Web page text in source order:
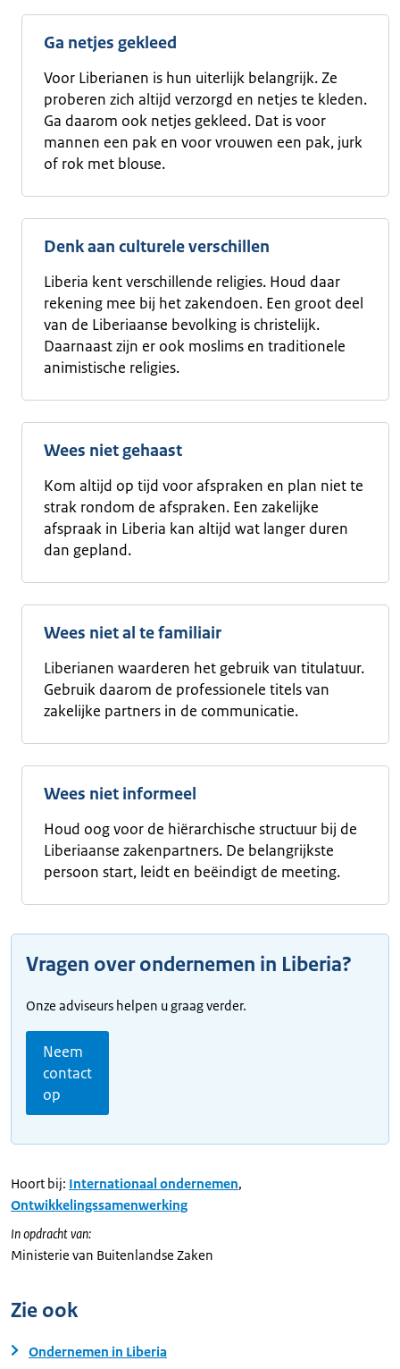
Ga netjes gekleed
Voor Liberianen is hun uiterlijk belangrijk. Ze
proberen zich altijd verzorgd en netjes te kleden.
Ga daarom ook netjes gekleed. Dat is voor
mannen een pak en voor vrouwen een pak, jurk
of rok met blouse.
Denk aan culturele verschillen
Liberia kent verschillende religies. Houd daar
rekening mee bij het zakendoen. Een groot deel
van de Liberiaanse bevolking is christelijk.
Daarnaast zijn er ook moslims en traditionele
animistische religies.
Wees niet gehaast
Kom altijd op tijd voor afspraken en plan niet te
strak rondom de afspraken. Een zakelijke
afspraak in Liberia kan altijd wat langer duren
dan gepland.
Wees niet al te familiair
Liberianen waarderen het gebruik van titulatuur.
Gebruik daarom de professionele titels van
zakelijke partners in de communicatie.
Wees niet informeel
Houd oog voor de hiërarchische structuur bij de
Liberiaanse zakenpartners. De belangrijkste
persoon start, leidt en beëindigt de meeting.
Vragen over ondernemen in Liberia?
Onze adviseurs helpen u graag verder.
Neem
contact
op
Hoort bij: Internationaal ondernemen,
Ontwikkelingssamenwerking
In opdracht van:
Ministerie van Buitenlandse Zaken
Zie ook
Ondernemen in Liberia